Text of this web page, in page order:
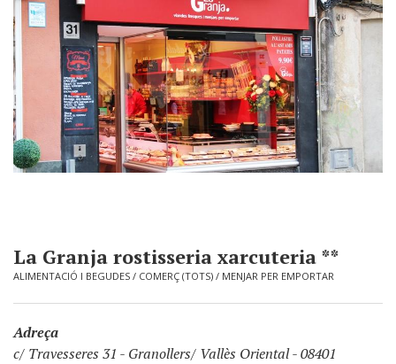
La Granja rostisseria xarcuteria **
ALIMENTACIÓ I BEGUDES / COMERÇ (TOTS) / MENJAR PER EMPORTAR
Adreça
c/ Travesseres 31 - Granollers/ Vallès Oriental - 08401